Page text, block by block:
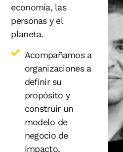
economía, las
personas y el
planeta.
Acompañamos a
organizaciones a
definir su
propósito y
construir un
modelo de
negocio de
impacto,